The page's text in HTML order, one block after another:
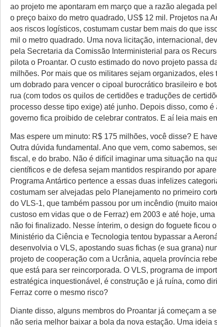
ao projeto me apontaram em março que a razão alegada
o preço baixo do metro quadrado, US$ 12 mil. Projetos na
aos riscos logísticos, costumam custar bem mais do que
mil o metro quadrado. Uma nova licitação, internacional,
pela Secretaria da Comissão Interministerial para os
pilota o Proantar. O custo estimado do novo projeto passa
milhões. Por mais que os militares sejam organizados, eles
um dobrado para vencer o cipoal burocrático brasileiro e
rua (com todos os quilos de certidões e traduções de
processo desse tipo exige) até junho. Depois disso, como é
governo fica proibido de celebrar contratos. E aí leia mais
Mas espere um minuto: R$ 175 milhões, você disse? E
Outra dúvida fundamental. Ano que vem, como sabemos,
fiscal, e do brabo. Não é difícil imaginar uma situação na
científicos e de defesa sejam mantidos respirando por
Programa Antártico pertence a essas duas infelizes
costumam ser alvejadas pelo Planejamento no primeiro
do VLS-1, que também passou por um incêndio (muito
custoso em vidas que o de Ferraz) em 2003 e até hoje,
não foi finalizado. Nesse ínterim, o design do foguete ficou
Ministério da Ciência e Tecnologia tentou bypassar a
desenvolvia o VLS, apostando suas fichas (e sua grana)
projeto de cooperação com a Ucrânia, aquela província
que está para ser reincorporada. O VLS, programa de
estratégica inquestionável, é construção e já ruína, como
Ferraz corre o mesmo risco?
Diante disso, alguns membros do Proantar já começam a
não seria melhor baixar a bola da nova estação. Uma ideia